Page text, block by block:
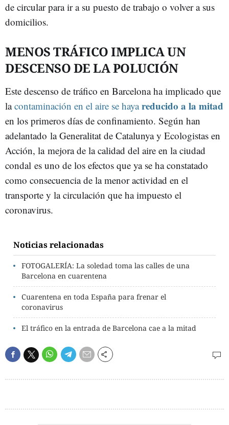
de circular para ir a su puesto de trabajo o volver a sus
domicilios.
MENOS TRÁFICO IMPLICA UN
DESCENSO DE LA POLUCIÓN
Este descenso de tráfico en Barcelona ha implicado que
lacontaminación en el aire se hayareducido a la mitad
en los primeros días de confinamiento. Según han
adelantado la Generalitat de Catalunya y Ecologistas en
Acción, la mejora de la calidad del aire en la ciudad
condal es uno de los efectos que ya se ha constatado
como consecuencia de la menor actividad en el
transporte y la circulación que ha impuesto el
coronavirus.
Noticias relacionadas
FOTOGALERÍA: La soledad toma las calles de una
Barcelona en cuarentena
Cuarentena en toda España para frenar el
coronavirus
El tráfico en la entrada de Barcelona cae a la mitad